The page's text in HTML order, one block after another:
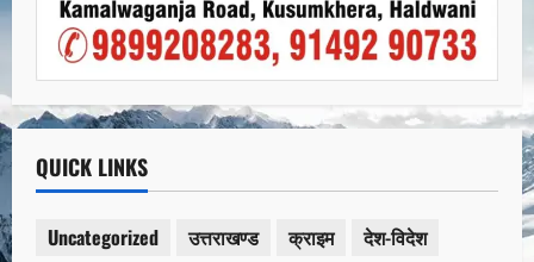
QUICK LINKS
Uncategorized उत्तराखण्ड क्राइम
देश-विदेश